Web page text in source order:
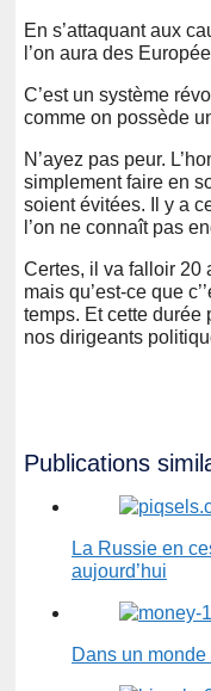
En s’attaquant aux
l’on aura des
C’est un système
comme on possède
N’ayez pas peur.
simplement faire en
soient évitées. Il y a
l’on ne connaît pas
Certes, il va falloir 20
mais qu’est-ce que
temps. Et cette durée
nos dirigeants
Publications
La Russie en
aujourd’hui
Dans un